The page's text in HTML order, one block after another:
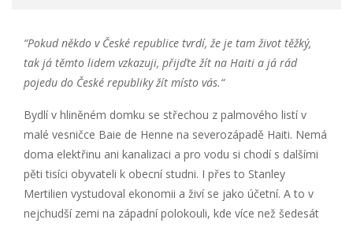
“Pokud někdo v České republice tvrdí, že je tam život těžký,
tak já těmto lidem vzkazuji, přijďte žít na Haiti a já rád
pojedu do České republiky žít místo vás.“
Bydlí v hliněném domku se střechou z palmového listí v
malé vesničce Baie de Henne na severozápadě Haiti. Nemá
doma elektřinu ani kanalizaci a pro vodu si chodí s dalšími
pěti tisíci obyvateli k obecní studni. I přes to Stanley
Mertilien vystudoval ekonomii a živí se jako účetní. A to v
nejchudší zemi na západní polokouli, kde více než šedesát